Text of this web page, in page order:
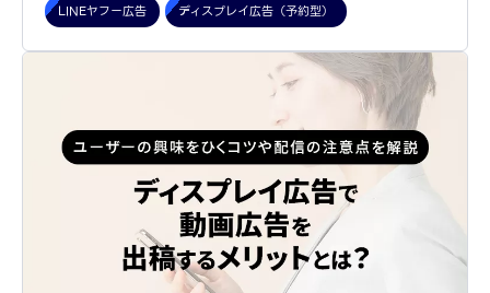
LINEヤフー広告 ディスプレイ広告（予約型）